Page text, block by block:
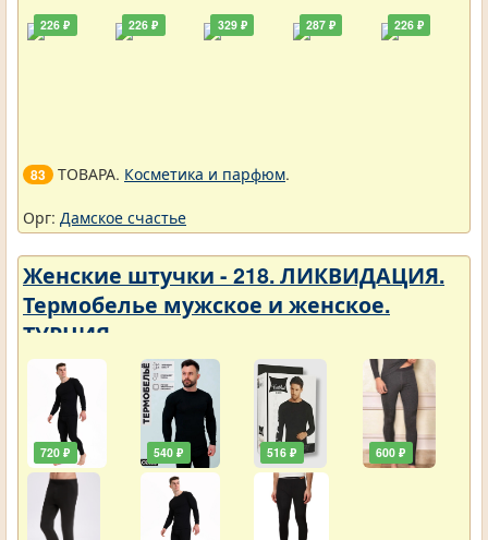
226 ₽ 226 ₽ 329 ₽ 287 ₽ 226 ₽
83 ТОВАРА. Косметика и парфюм.
Орг: Дамское счастье
Женские штучки - 218. ЛИКВИДАЦИЯ.
Термобелье мужское и женское.
ТУРЦИЯ
720 ₽ 540 ₽ 516 ₽ 600 ₽